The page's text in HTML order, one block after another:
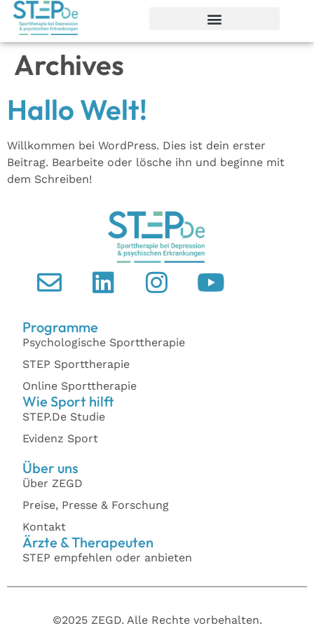
Archives
Hallo Welt!
Willkommen bei WordPress. Dies ist dein erster
Beitrag. Bearbeite oder lösche ihn und beginne mit
dem Schreiben!
Programme
Psychologische Sporttherapie
STEP Sporttherapie
Online Sporttherapie
Wie Sport hilft
STEP.De Studie
Evidenz Sport
Über uns
Über ZEGD
Preise, Presse & Forschung
Kontakt
Ärzte & Therapeuten
STEP empfehlen oder anbieten
©2025 ZEGD. Alle Rechte vorbehalten.